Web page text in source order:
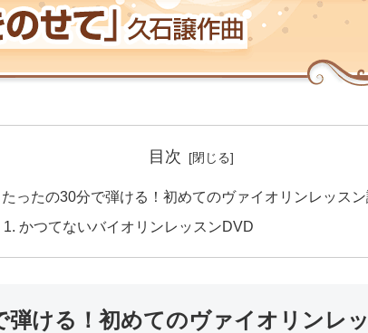
目次
たったの30分で弾ける！初めてのヴァイオリンレッス
かつてないバイオリンレッスンDVD
弾ける！初めてのヴァイオリンレ